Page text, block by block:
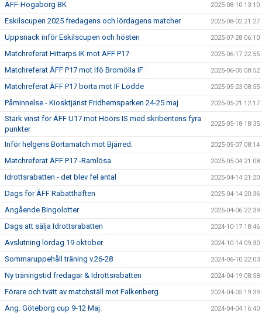
ÄFF-Högaborg BK 2025-08-10 13:10
Eskilscupen 2025 fredagens och lördagens matcher 2025-08-02 21:27
Uppsnack inför Eskilscupen och hösten 2025-07-28 06:10
Matchreferat Hittarps IK mot ÄFF P17 2025-06-17 22:55
Matchreferat ÄFF P17 mot Ifö Bromölla IF 2025-06-05 08:52
Matchreferat ÄFF P17 borta mot IF Lödde 2025-05-23 08:55
Påminnelse - Kiosktjänst Fridhemsparken 24-25 maj 2025-05-21 12:17
Stark vinst för ÄFF U17 mot Höörs IS med skribentens fyra
punkter
2025-05-18 18:35
Inför helgens Bortamatch mot Bjärred. 2025-05-07 08:14
Matchreferat ÄFF P17 -Ramlösa 2025-05-04 21:08
Idrottsrabatten - det blev fel antal 2025-04-14 21:20
Dags för ÄFF Rabatthäften 2025-04-14 20:36
Angående Bingolotter 2025-04-06 22:39
Dags att sälja Idrottsrabatten 2024-10-17 18:46
Avslutning lördag 19 oktober 2024-10-14 09:30
Sommaruppehåll träning v.26-28 2024-06-10 22:03
Ny träningstid fredagar & Idrottsrabatten 2024-04-19 08:58
Förare och tvätt av matchställ mot Falkenberg 2024-04-05 19:39
Ang. Göteborg cup 9-12 Maj. 2024-04-04 16:40